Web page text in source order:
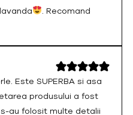
. Recomand
Este SUPERBA si asa
produsului a fost
au folosit multe detalii